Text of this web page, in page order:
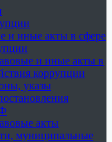
и иные акты в сфере
и иные акты в
коррупции
указы
акты
муниципальные